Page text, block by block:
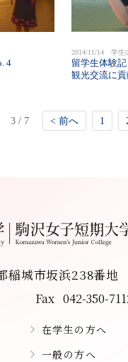
4
2014/11/14 学生
留学生体験
観光交流に
3 / 7 < 前へ 1
稲城市坂浜238番地
Fax 042-350-
在学生の方へ
一般の方へ